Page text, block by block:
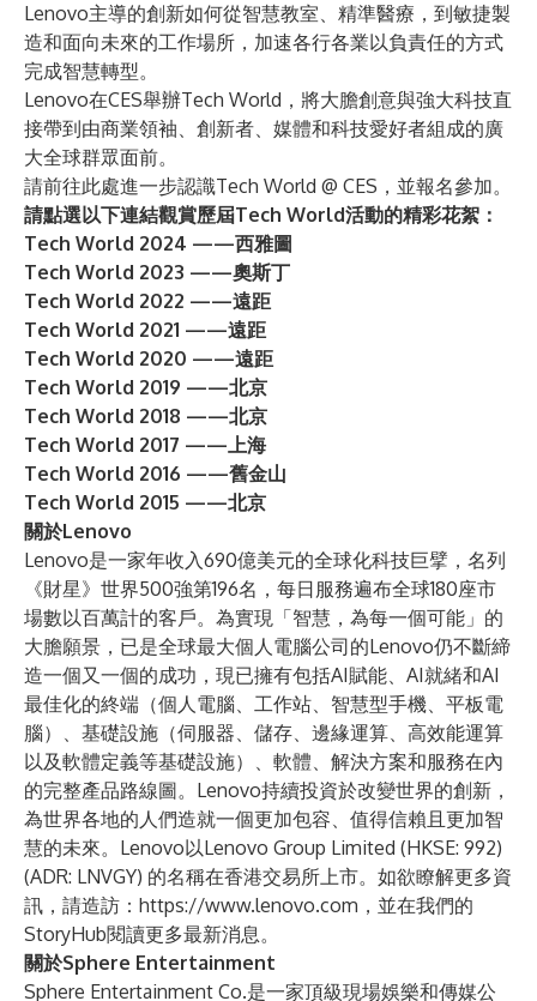
Lenovo主導的創新如何從智慧教室、精準醫療，到敏捷製
造和面向未來的工作場所，加速各行各業以負責任的方式
完成智慧轉型。
Lenovo在CES舉辦Tech World，將大膽創意與強大科技直
接帶到由商業領袖、創新者、媒體和科技愛好者組成的廣
大全球群眾面前。
請前往此處進一步認識Tech World @ CES，並報名參加。
請點選以下連結觀賞歷屆Tech World活動的精彩花絮：
Tech World 2024 ——西雅圖
Tech World 2023 ——奧斯丁
Tech World 2022 ——遠距
Tech World 2021 ——遠距
Tech World 2020 ——遠距
Tech World 2019 ——北京
Tech World 2018 ——北京
Tech World 2017 ——上海
Tech World 2016 ——舊金山
Tech World 2015 ——北京
關於Lenovo
Lenovo是一家年收入690億美元的全球化科技巨擘，名列
《財星》世界500強第196名，每日服務遍布全球180座市
場數以百萬計的客戶。為實現「智慧，為每一個可能」的
大膽願景，已是全球最大個人電腦公司的Lenovo仍不斷締
造一個又一個的成功，現已擁有包括AI賦能、AI就緒和AI
最佳化的終端（個人電腦、工作站、智慧型手機、平板電
腦）、基礎設施（伺服器、儲存、邊緣運算、高效能運算
以及軟體定義等基礎設施）、軟體、解決方案和服務在內
的完整產品路線圖。Lenovo持續投資於改變世界的創新，
為世界各地的人們造就一個更加包容、值得信賴且更加智
慧的未來。Lenovo以Lenovo Group Limited (HKSE: 992)
(ADR: LNVGY) 的名稱在香港交易所上市。如欲瞭解更多資
訊，請造訪： https://www.lenovo.com ，並在我們的
StoryHub閱讀更多最新消息。
關於Sphere Entertainment
Sphere Entertainment Co.是一家頂級現場娛樂和傳媒公